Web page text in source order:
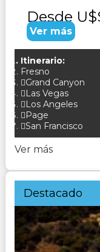
Desde
Ver más
Itinerario:
Fresno
Grand Canyon
Las Vegas
Los Angeles
Page
San Francisco
Ver más
Destacado